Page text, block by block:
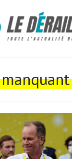
manquant